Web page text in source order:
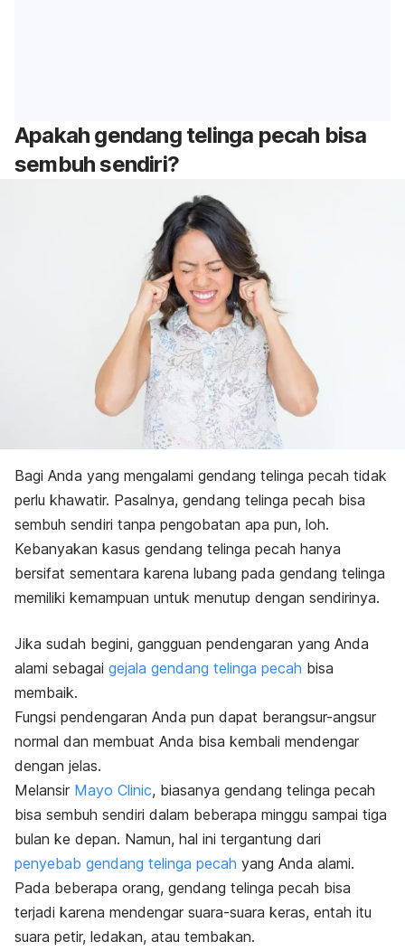
Apakah gendang telinga pecah bisa
sembuh sendiri?
Bagi Anda yang mengalami gendang telinga pecah tidak
perlu khawatir. Pasalnya, gendang telinga pecah bisa
sembuh sendiri tanpa pengobatan apa pun, loh.
Kebanyakan kasus gendang telinga pecah hanya
bersifat sementara karena lubang pada gendang telinga
memiliki kemampuan untuk menutup dengan sendirinya.
Jika sudah begini, gangguan pendengaran yang Anda
alami sebagai gejala gendang telinga pecah bisa
membaik.
Fungsi pendengaran Anda pun dapat berangsur-angsur
normal dan membuat Anda bisa kembali mendengar
dengan jelas.
Melansir Mayo Clinic, biasanya gendang telinga pecah
bisa sembuh sendiri dalam beberapa minggu sampai tiga
bulan ke depan. Namun, hal ini tergantung dari
penyebab gendang telinga pecah yang Anda alami.
Pada beberapa orang, gendang telinga pecah bisa
terjadi karena mendengar suara-suara keras, entah itu
suara petir, ledakan, atau tembakan.